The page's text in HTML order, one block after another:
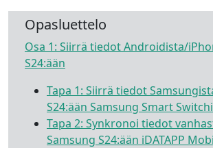
Opasluettelo
Osa 1: Siirrä tiedot Androidista/
S24:ään
Tapa 1: Siirrä tiedot
S24:ään Samsung Smart
Tapa 2: Synkronoi tiedot
Samsung S24:ään iDATAPP